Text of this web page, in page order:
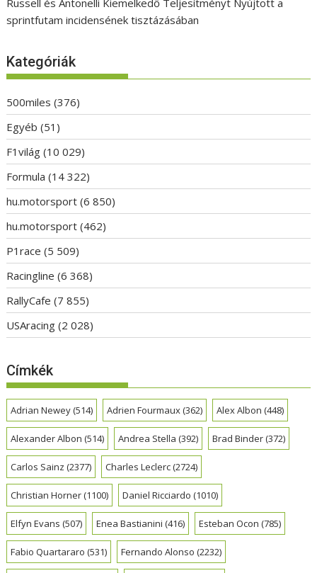
Russell és Antonelli Kiemelkedő Teljesítményt Nyújtott a
sprintfutam incidensének tisztázásában
Kategóriák
500miles (376)
Egyéb (51)
F1világ (10 029)
Formula (14 322)
hu.motorsport (6 850)
hu.motorsport (462)
P1race (5 509)
Racingline (6 368)
RallyCafe (7 855)
USAracing (2 028)
Címkék
Adrian Newey(514) Adrien Fourmaux(362) Alex Albon (448)
Alexander Albon (514) Andrea Stella (392) Brad Binder(372)
Carlos Sainz (2377) Charles Leclerc(2724)
Christian Horner(1100) Daniel Ricciardo (1010)
Elfyn Evans (507) Enea Bastianini (416) Esteban Ocon (785)
Fabio Quartararo (531) Fernando Alonso (2232)